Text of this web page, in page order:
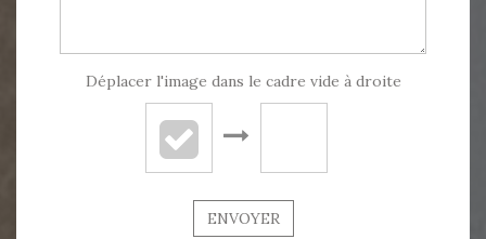
Déplacer l'image dans le cadre vide à droite
ENVOYER